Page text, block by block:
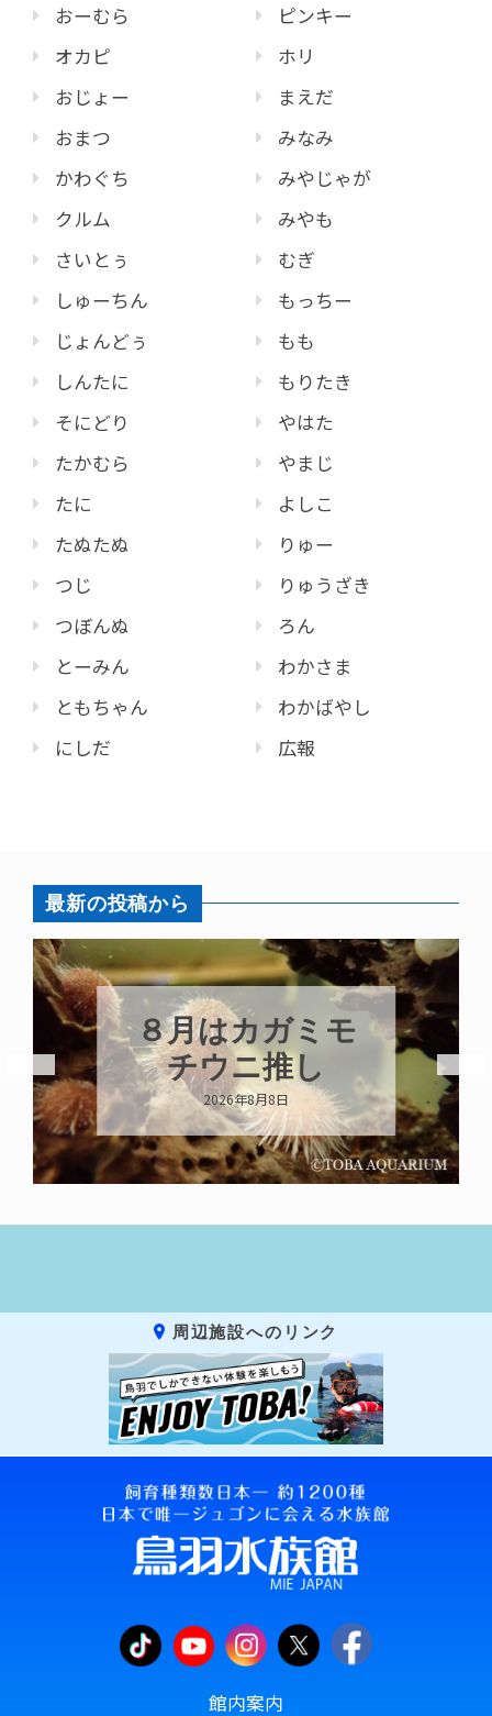
おーむら
オカピ
おじょー
おまつ
かわぐち
クルム
さいとぅ
しゅーちん
じょんどぅ
しんたに
そにどり
たかむら
たに
たぬたぬ
つじ
つぼんぬ
とーみん
ともちゃん
にしだ
ピンキー
ホリ
まえだ
みなみ
みやじゃが
みやも
むぎ
もっちー
もも
もりたき
やはた
やまじ
よしこ
りゅー
りゅうざき
ろん
わかさま
わかばやし
広報
最新の投稿から
８月はカガミモ
チウニ推し
2026年8月8日
周辺施設へのリンク
館内案内